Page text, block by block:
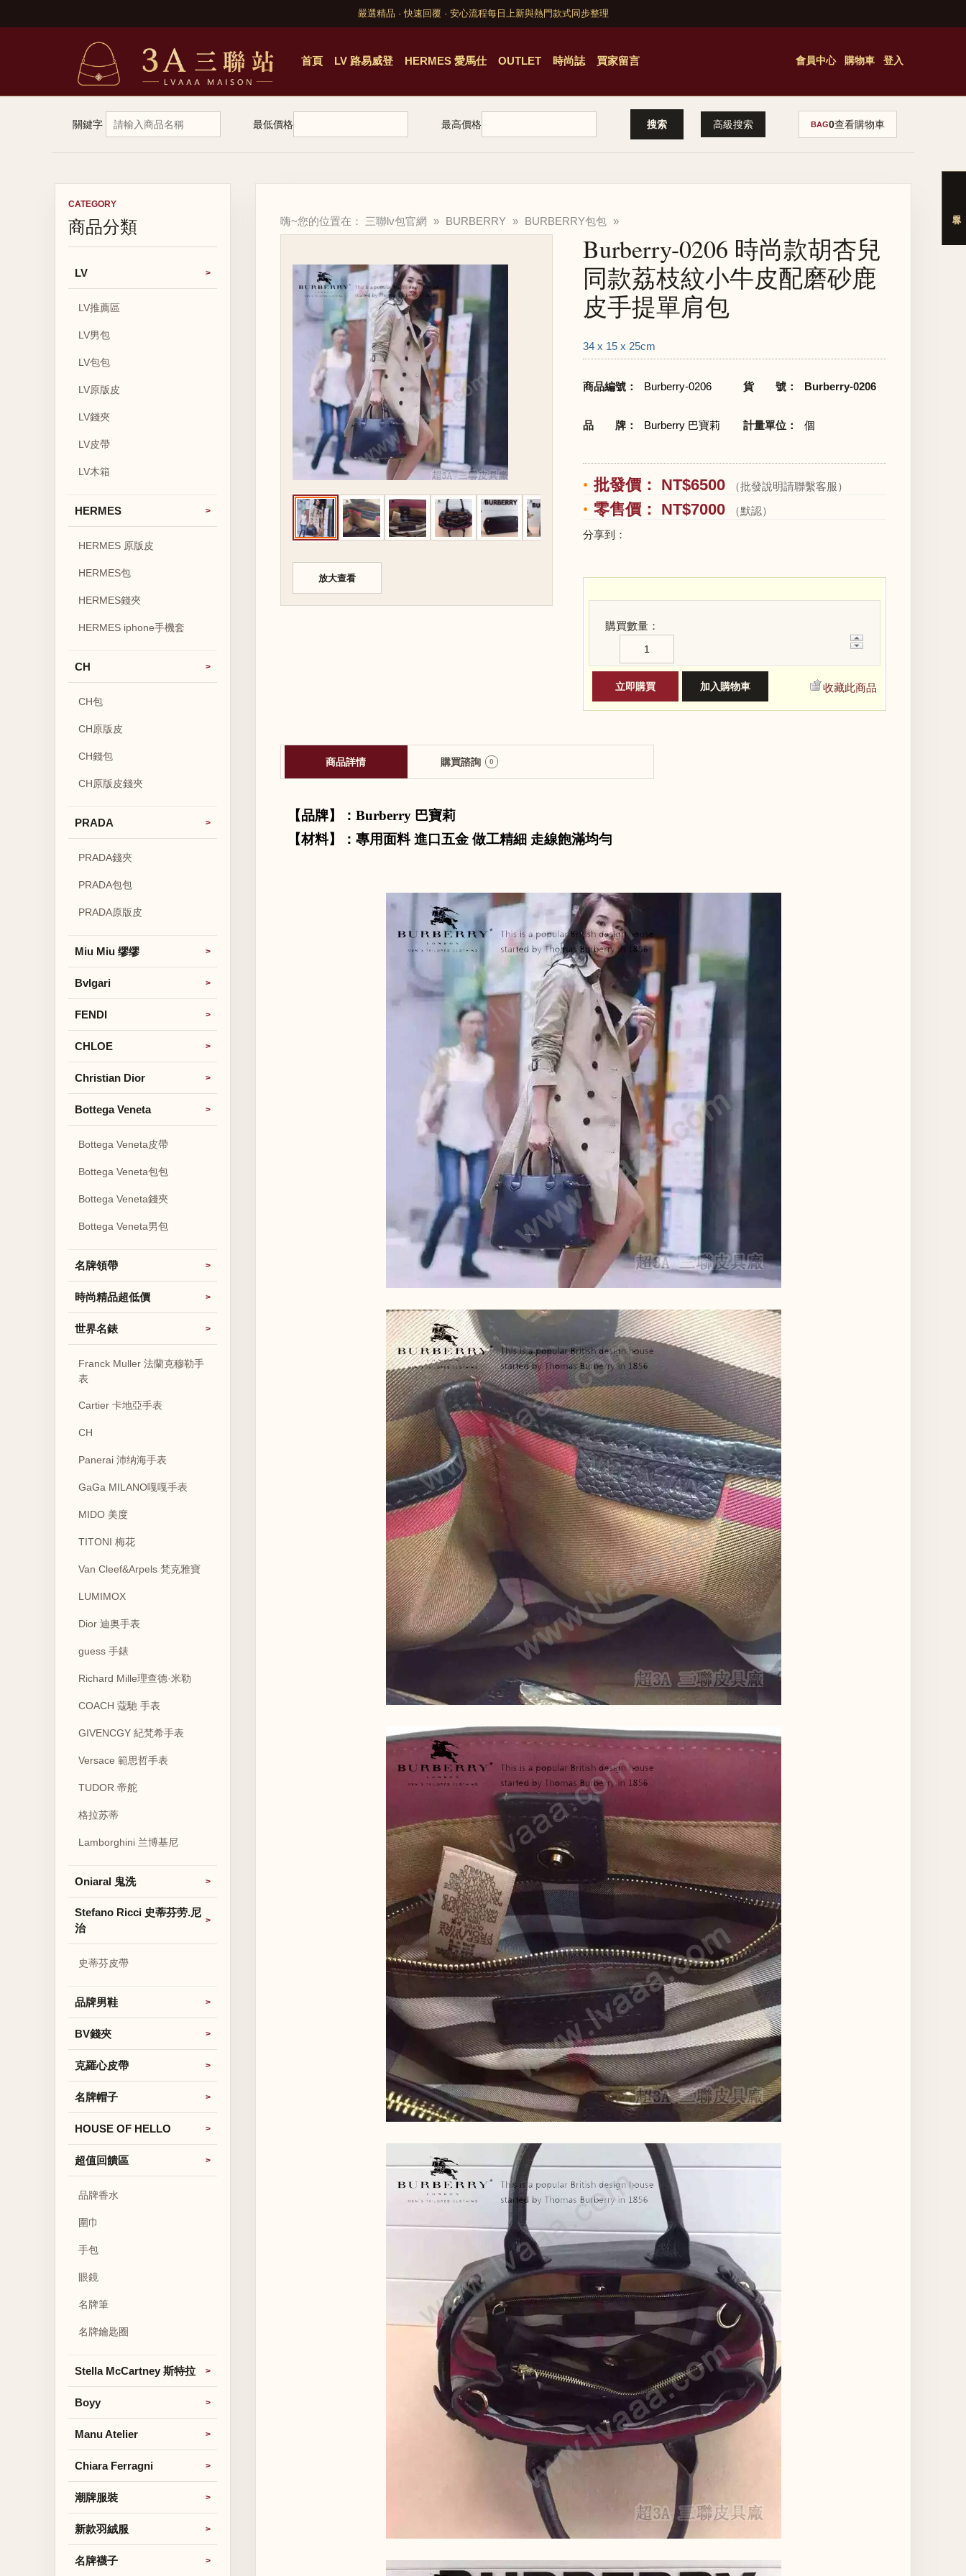
嚴選精品 · 快速回覆 · 安心流程每日上新與熱門款式同步整理
首頁 LV 路易威登 HERMES 愛馬仕 OUTLET 時尚誌 買家留言 會員中心 購物車 登入
關鍵字 最低價格 最高價格 高級搜索 BAG0查看購物車
CATEGORY
商品分類
LV
LV推薦區
LV男包
LV包包
LV原版皮
LV錢夾
LV皮帶
LV木箱
HERMES
HERMES 原版皮
HERMES包
HERMES錢夾
HERMES iphone手機套
CH
CH包
CH原版皮
CH錢包
CH原版皮錢夾
PRADA
PRADA錢夾
PRADA包包
PRADA原版皮
Miu Miu 缪缪
Bvlgari
FENDI
CHLOE
Christian Dior
Bottega Veneta
Bottega Veneta皮帶
Bottega Veneta包包
Bottega Veneta錢夾
Bottega Veneta男包
名牌領帶
時尚精品超低價
世界名錶
Franck Muller 法蘭克穆勒手
表
Cartier 卡地亞手表
CH
Panerai 沛纳海手表
GaGa MILANO嘎嘎手表
MIDO 美度
TITONI 梅花
Van Cleef&Arpels 梵克雅寶
LUMIMOX
Dior 迪奥手表
guess 手錶
Richard Mille理查德·米勒
COACH 蔻馳 手表
GIVENCGY 紀梵希手表
Versace 範思哲手表
TUDOR 帝舵
格拉苏蒂
Lamborghini 兰博基尼
Oniaral 鬼洗
Stefano Ricci 史蒂芬劳.尼
治
史蒂芬皮帶
品牌男鞋
BV錢夾
克羅心皮帶
名牌帽子
HOUSE OF HELLO
超值回饋區
品牌香水
圍巾
手包
眼鏡
名牌筆
名牌鑰匙圈
Stella McCartney 斯特拉
Boyy
Manu Atelier
Chiara Ferragni
潮牌服裝
新款羽絨服
名牌襪子
嗨~您的位置在： 三聯lv包官網 » BURBERRY » BURBERRY包包 »
放大查看
Burberry-0206 時尚款胡杏兒
同款荔枝紋小牛皮配磨砂鹿
皮手提單肩包
34 x 15 x 25cm
商品編號： Burberry-0206 貨 號： Burberry-0206
品 牌： Burberry 巴寶莉 計量單位： 個
批發價： NT$6500 （批發說明請聯繫客服）
零售價： NT$7000
（默認）
分享到：
購買數量：
+
−
收藏此商品
商品詳情 購買諮詢 0
【品牌】： Burberry 巴寶莉
【材料】：專用面料 進口五金 做工精細 走線飽滿均勻